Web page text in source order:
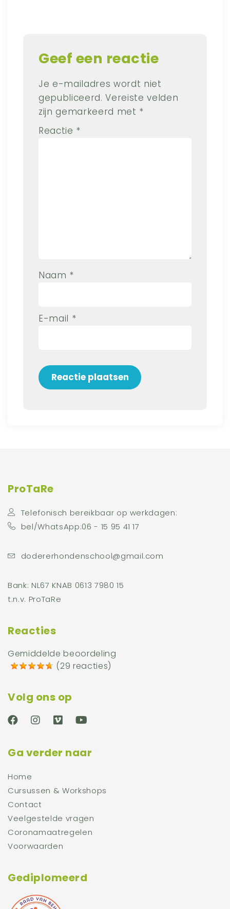
Geef een reactie
Je e-mailadres wordt niet
gepubliceerd. Vereiste velden
zijn gemarkeerd met *
Reactie *
Naam *
E-mail *
ProTaRe
Telefonisch bereikbaar op werkdagen:
bel/WhatsApp:06 - 15 95 41 17
dodererhondenschool@gmail.com
Bank: NL67 KNAB 0613 7980 15
t.n.v. ProTaRe
Reacties
Gemiddelde beoordeling
(29 reacties)
Volg ons op
Ga verder naar
Home
Cursussen & Workshops
Contact
Veelgestelde vragen
Coronamaatregelen
Voorwaarden
Gediplomeerd